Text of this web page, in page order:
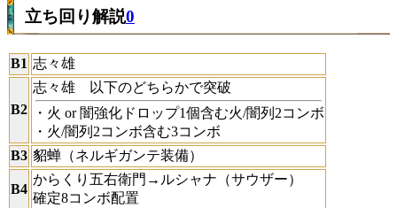
立ち回り解説0
B1 志々雄
B2
志々雄 以下のどちらかで突破
・火 or 闇強化ドロップ1個含む火/闇列2コンボ
・火/闇列2コンボ含む3コンボ
B3 貂蝉（ネルギガンテ装備）
B4
からくり五右衛門→ルシャナ（サウザー）
確定8コンボ配置